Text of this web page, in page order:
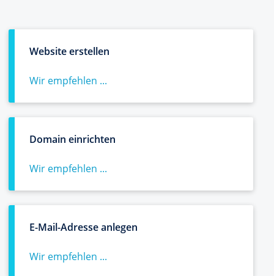
Website erstellen
Wir empfehlen ...
Domain einrichten
Wir empfehlen ...
E-Mail-Adresse anlegen
Wir empfehlen ...